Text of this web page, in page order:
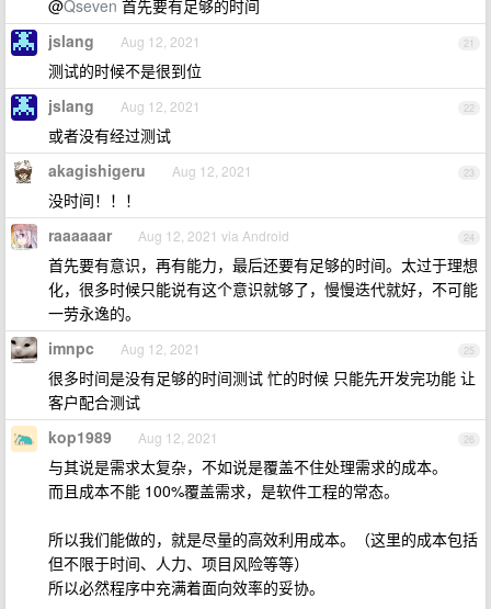
@Qseven 首先要有足够的时间
21
jslang Aug 12, 2021
测试的时候不是很到位
22
jslang Aug 12, 2021
或者没有经过测试
23
akagishigeru Aug 12, 2021
没时间！！！
24
raaaaaar Aug 12, 2021 via Android
首先要有意识，再有能力，最后还要有足够的时间。太过于理想
化，很多时候只能说有这个意识就够了，慢慢迭代就好，不可能
一劳永逸的。
25
imnpc Aug 12, 2021
很多时间是没有足够的时间测试 忙的时候 只能先开发完功能 让
客户配合测试
26
kop1989 Aug 12, 2021
与其说是需求太复杂，不如说是覆盖不住处理需求的成本。
而且成本不能 100%覆盖需求，是软件工程的常态。
所以我们能做的，就是尽量的高效利用成本。（这里的成本包括
但不限于时间、人力、项目风险等等）
所以必然程序中充满着面向效率的妥协。